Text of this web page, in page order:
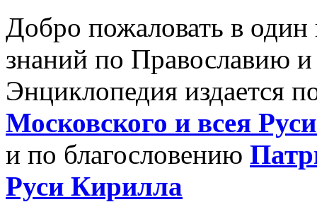
Добро пожаловать в
знаний по Православию
Энциклопедия издается
Московского и всея
и по благословению
Руси Кирилла